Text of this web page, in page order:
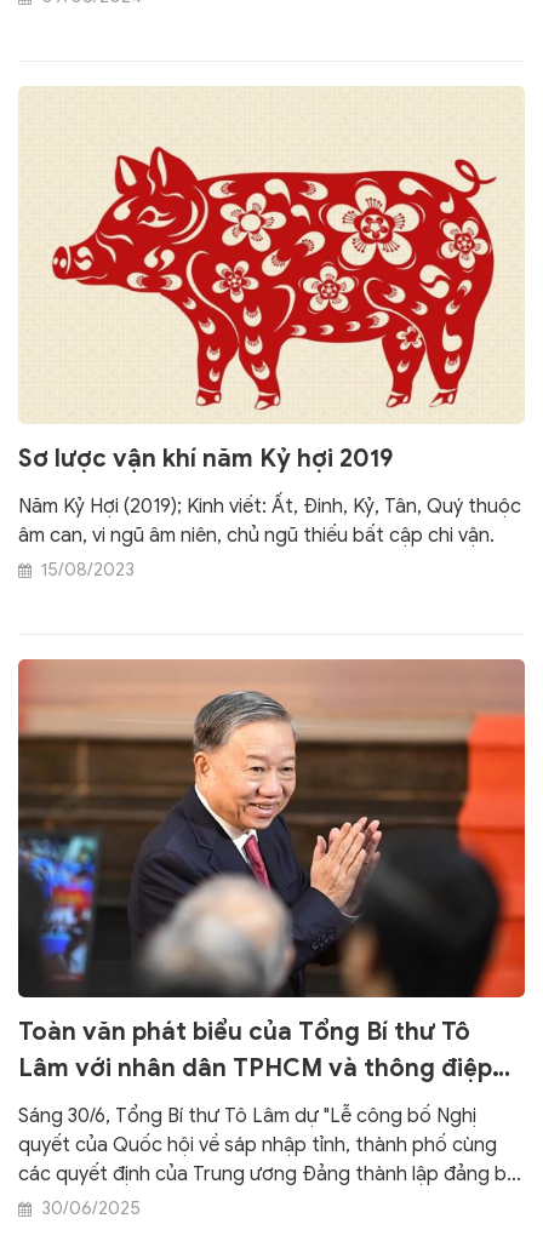
Sơ lược vận khí năm Kỷ hợi 2019
Năm Kỷ Hợi (2019); Kinh viết: Ất, Đinh, Kỷ, Tân, Quý thuộc
âm can, vi ngũ âm niên, chủ ngũ thiếu bất cập chi vận.
15/08/2023
Toàn văn phát biểu của Tổng Bí thư Tô
Lâm với nhân dân TPHCM và thông điệp
gửi nhân dân cả nước
Sáng 30/6, Tổng Bí thư Tô Lâm dự "Lễ công bố Nghị
quyết của Quốc hội về sáp nhập tỉnh, thành phố cùng
các quyết định của Trung ương Đảng thành lập đảng bộ
tỉnh và nhân sự lãnh đạo địa phương" tại TPHCM và có
30/06/2025